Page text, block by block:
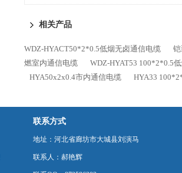
相关产品
WDZ-HYACT50*2*0.5低烟无卤通信电缆
燃室内通信电缆
WDZ-HYAT53 100*2*0.5
HYA50x2x0.4市内通信电缆
HYA33
联系方式
地址：河北省廊坊市大城县刘演马
联系人：郝艳辉